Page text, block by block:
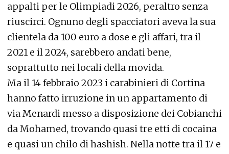
appalti per le Olimpiadi 2026, peraltro senza
riuscirci. Ognuno degli spacciatori aveva la sua
clientela da 100 euro a dose e gli affari, tra il
2021 e il 2024, sarebbero andati bene,
soprattutto nei locali della movida.
Ma il 14 febbraio 2023 i carabinieri di Cortina
hanno fatto irruzione in un appartamento di
via Menardi messo a disposizione dei Cobianchi
da Mohamed, trovando quasi tre etti di cocaina
e quasi un chilo di hashish. Nella notte tra il 17 e